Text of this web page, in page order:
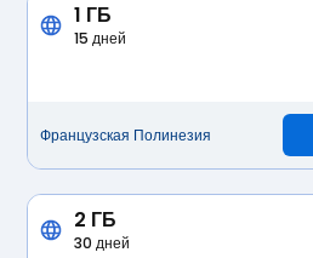
1 ГБ
15 дней
Французская Полинезия
2 ГБ
30 дней